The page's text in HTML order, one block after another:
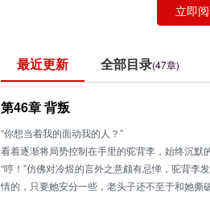
立即
最近更新 全部目录(47章)
第46章 背叛
“你想当着我的面动我的人？”
看着逐渐将局势控制在手里的驼背李，始终沉默
“哼！”仿佛对冷煜的言外之意颇有忌惮，驼背李
情的，只要她安分一些，老头子还不至于和她撕